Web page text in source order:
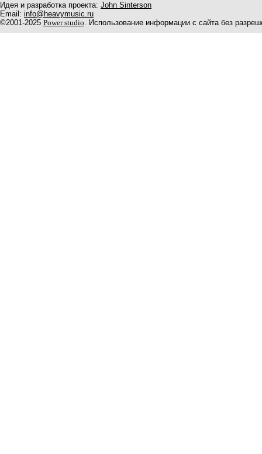
Идея и разработка проекта: John Sinterson
Email: info@heavymusic.ru
©2001-2025 Power studio. Использование информации с сайта без